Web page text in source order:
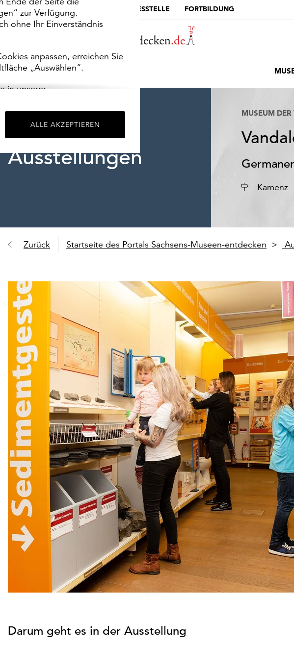
zur Verfügung.
ohne Ihr Einverständnis
anpassen, erreichen Sie
„Auswählen“.
in unserer
ALLE AKZEPTIEREN
MUSEUMSPORTAL DIE LANDESSTELLE FORTBILDUNG
Ausstellungen
MUSEUM
Ort Kamenz
Zurück Startseite des Portals Sachsens-Museen-entdecken
Darum geht es in der Ausstellung